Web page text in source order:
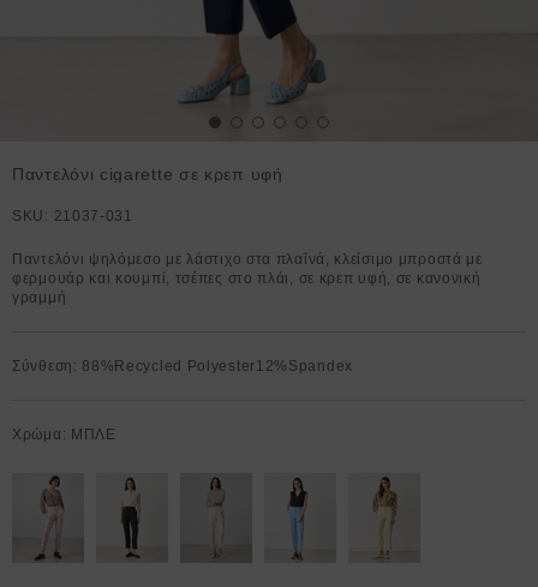
Παντελόνι cigarette σε κρεπ υφή
SKU: 21037-031
Παντελόνι ψηλόμεσο με λάστιχο στα πλαΐνά, κλείσιμο μπροστά με
φερμουάρ και κουμπί, τσέπες στο πλάι, σε κρεπ υφή, σε κανονική
γραμμή
Σύνθεση: 88%Recycled Polyester12%Spandex
Χρώμα: ΜΠΛΕ